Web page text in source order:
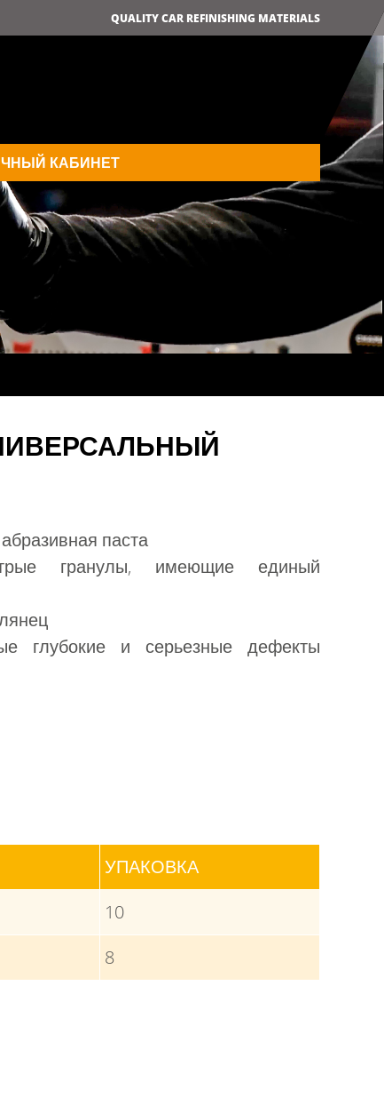
QUALITY CAR REFINISHING MATERIALS
КАБИНЕТ
паста
гранулы, имеющие единый
глубокие и серьезные дефекты
УПАКОВКА
10
8